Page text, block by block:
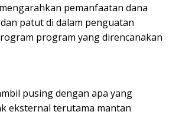
pemanfaatan dana
patut di dalam penguatan
program yang direncanakan
pusing dengan apa yang
eksternal terutama mantan